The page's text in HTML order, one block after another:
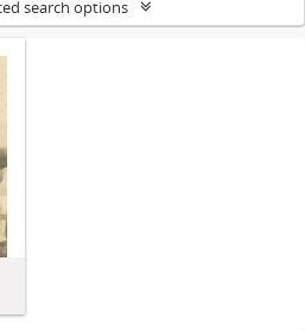
search options